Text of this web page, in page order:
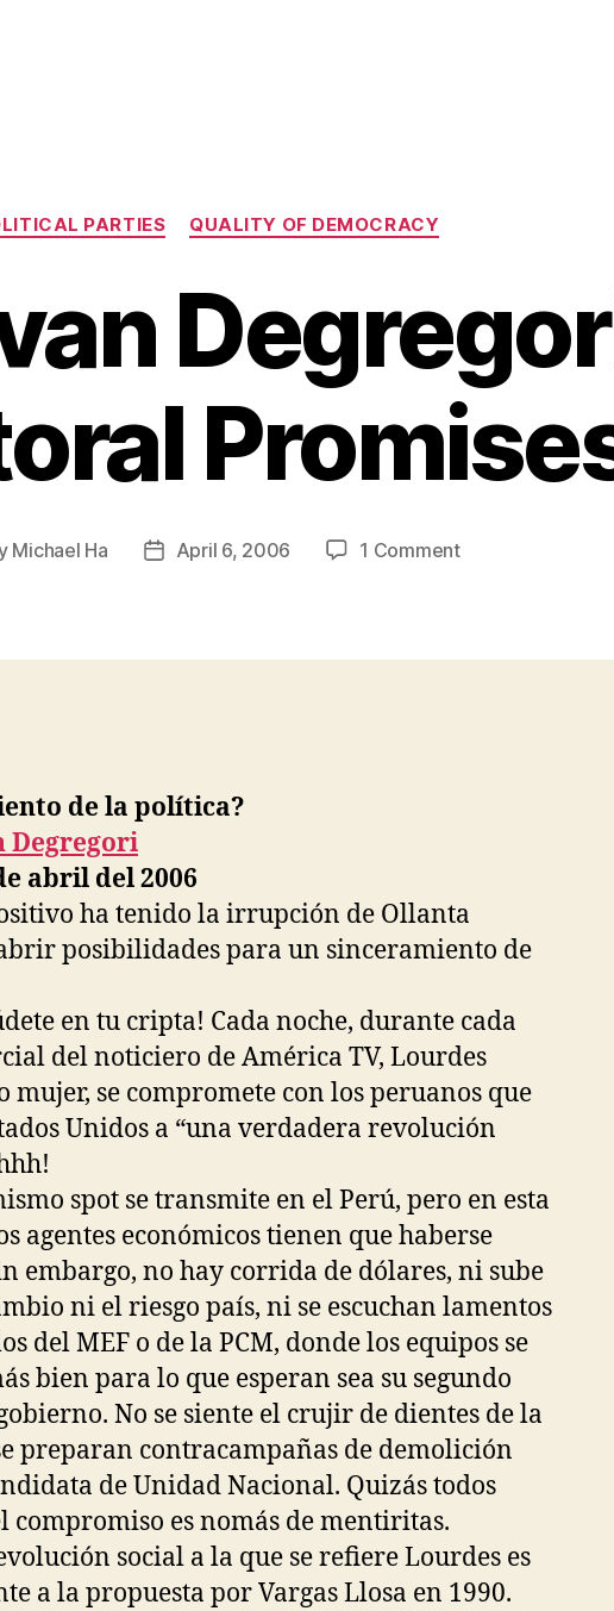
Categories
PARTIES QUALITY OF DEMOCRACY
Michael Ha
PostApril 6, 2006 1 Commenton
on
de la política?
Degregori
abril del 2006
ha tenido la irrupción de Ollanta
posibilidades para un sinceramiento de
en tu cripta! Cada noche, durante cada
del noticiero de América TV, Lourdes
mujer, se compromete con los peruanos que
Unidos a “una verdadera revolución
spot se transmite en el Perú, pero en esta
agentes económicos tienen que haberse
embargo, no hay corrida de dólares, ni sube
ni el riesgo país, ni se escuchan lamentos
del MEF o de la PCM, donde los equipos se
bien para lo que esperan sea su segundo
No se siente el crujir de dientes de la
preparan contracampañas de demolición
de Unidad Nacional. Quizás todos
compromiso es nomás de mentiritas.
social a la que se refiere Lourdes es
a la propuesta por Vargas Llosa en 1990.